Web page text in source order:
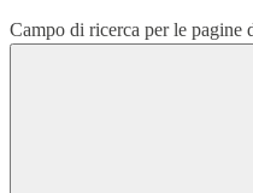
Campo di ricerca per le pagine